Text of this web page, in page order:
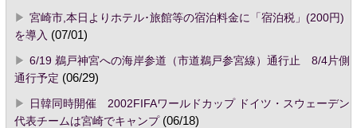
宮崎市,本日よりホテル･旅館等の宿泊料金に「宿泊税」(200円)
を導入 (07/01)
6/19 鵜戸神宮への海岸参道（市道鵜戸参宮線）通行止 8/4片側
通行予定 (06/29)
日韓同時開催 2002FIFAワールドカップ ドイツ・スウェーデン
代表チームは宮崎でキャンプ(06/18)